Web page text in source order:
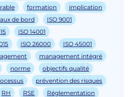
formation
implication
de bord
ISO 9001
ISO 14001
ISO 26000
ISO 45001
management intégré
norme
objectifs qualité
prévention des risques
RH RSE
Réglementation